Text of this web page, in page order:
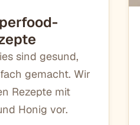
sind gesund,
gemacht. Wir
Rezepte mit
Honig vor.